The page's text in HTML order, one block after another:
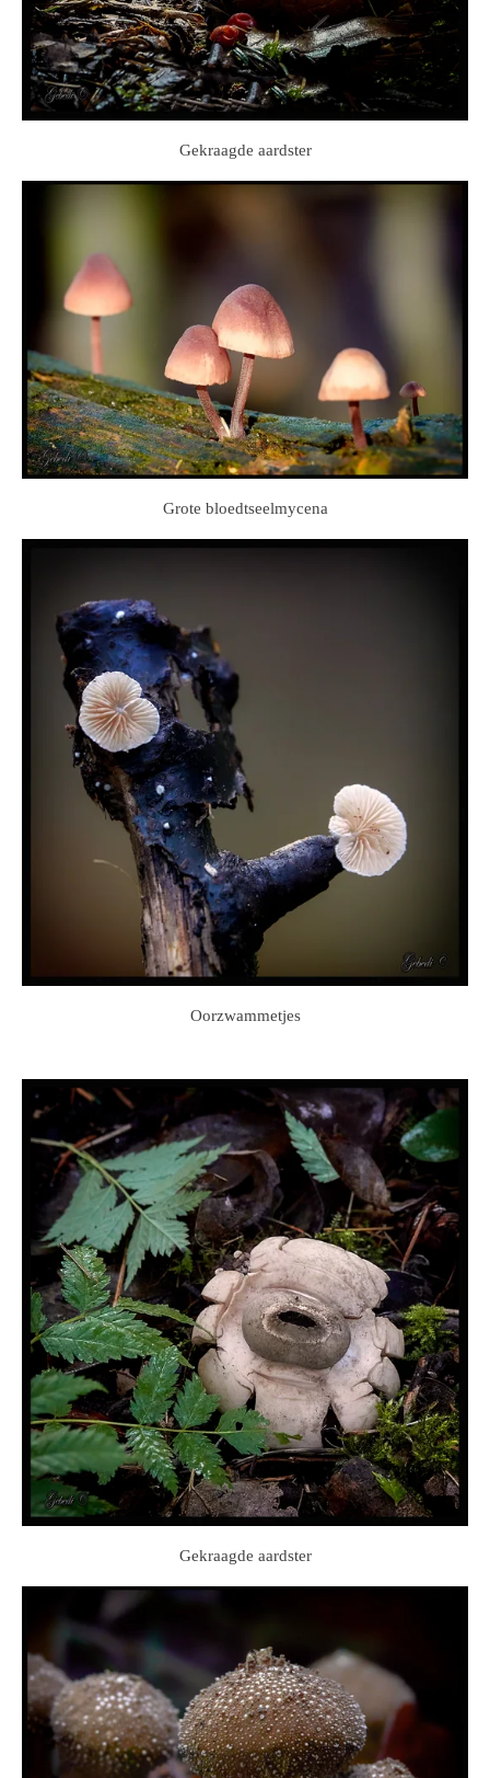
Gekraagde aardster
Grote bloedtseelmycena
Oorzwammetjes
Gekraagde aardster